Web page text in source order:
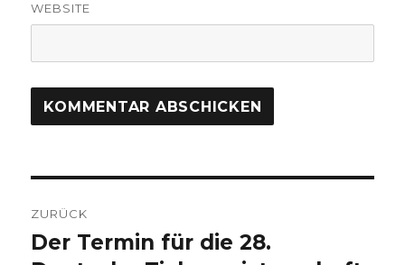
WEBSITE
ZURÜCK
Vorheriger
Der Termin für die 28.